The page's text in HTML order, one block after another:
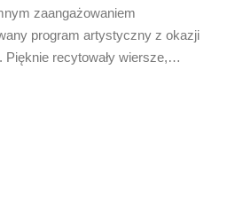
zaangażowaniem
program artystyczny z okazji
Pięknie recytowały wiersze,…